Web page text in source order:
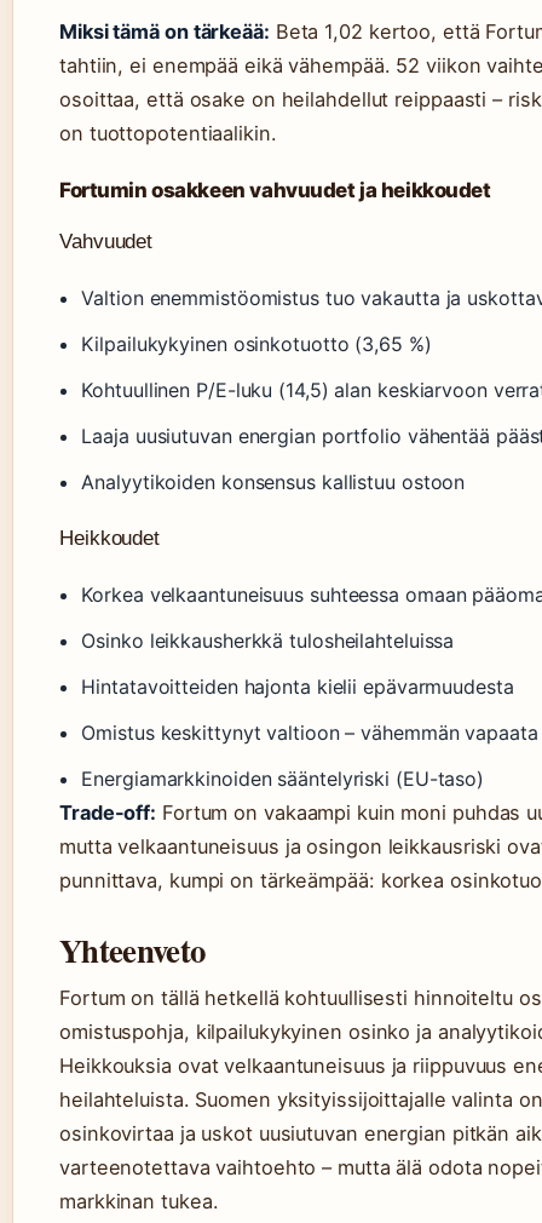
Miksi tämä on tärkeää: Beta 1,02 kertoo, että
tahtiin, ei enempää eikä vähempää. 52 viikon
osoittaa, että osake on heilahdellut reippaasti –
on tuottopotentiaalikin.
Fortumin osakkeen vahvuudet ja heikkoudet
Vahvuudet
Valtion enemmistöomistus tuo vakautta ja
Kilpailukykyinen osinkotuotto (3,65 %)
Kohtuullinen P/E-luku (14,5) alan keskiarvoon
Laaja uusiutuvan energian portfolio vähentää
Analyytikoiden konsensus kallistuu ostoon
Heikkoudet
Korkea velkaantuneisuus suhteessa omaan
Osinko leikkausherkkä tulosheilahteluissa
Hintatavoitteiden hajonta kielii epävarmuudesta
Omistus keskittynyt valtioon – vähemmän
Energiamarkkinoiden sääntelyriski (EU-taso)
Trade-off: Fortum on vakaampi kuin moni puhdas
mutta velkaantuneisuus ja osingon leikkausriski
punnittava, kumpi on tärkeämpää: korkea
Yhteenveto
Fortum on tällä hetkellä kohtuullisesti hinnoiteltu
omistuspohja, kilpailukykyinen osinko ja
Heikkouksia ovat velkaantuneisuus ja riippuvuus
heilahteluista. Suomen yksityissijoittajalle valinta
osinkovirtaa ja uskot uusiutuvan energian pitkän
varteenotettava vaihtoehto – mutta älä odota
markkinan tukea.